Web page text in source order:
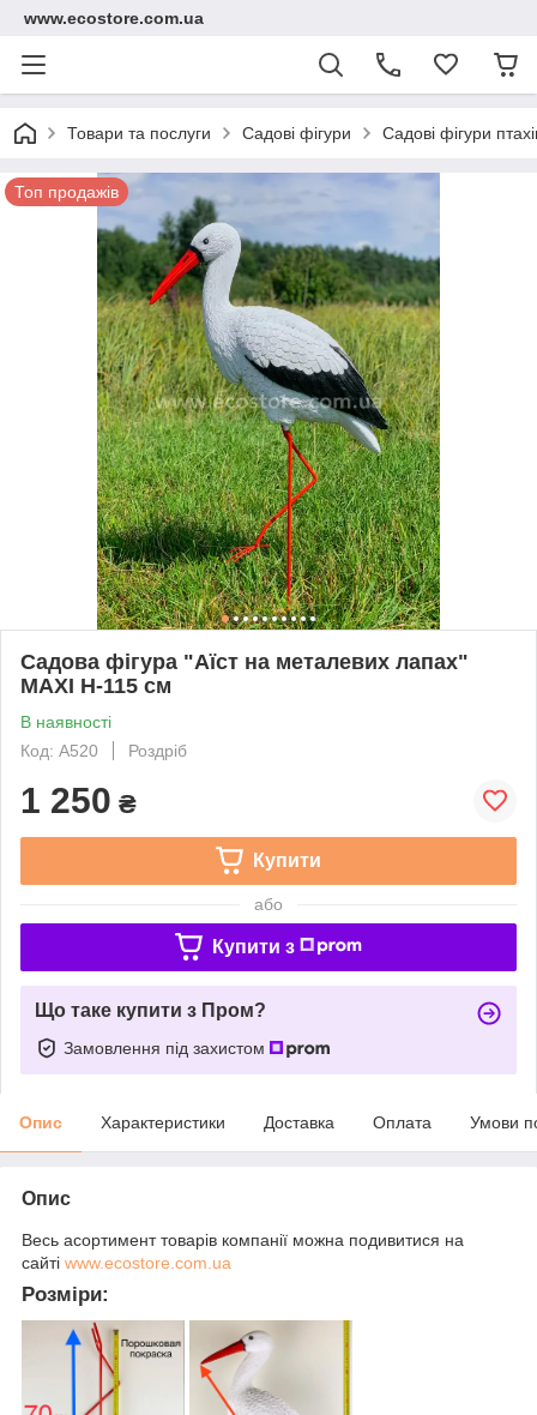
www.ecostore.com.ua
Товари та послуги Садові фігури Садові фігури
Топ продажів
Садова фігура "Аїст на металевих лапах"
MAXI Н-115 см
В наявності
Код: А520
Роздріб
1 250 ₴
Купити
або
Купити з
Що таке купити з Пром?
Замовлення під захистом
Опис Характеристики Доставка Оплата Умови
Опис
Весь асортимент товарів компанії можна подивитися на
сайті www.ecostore.com.ua
Розміри: